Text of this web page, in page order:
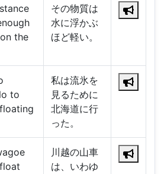
the
その物質は
水に浮かぶ
ほど軽い。
to
私は流氷を
見るために
北海道に行
った。
川越の山車
は、いわゆ